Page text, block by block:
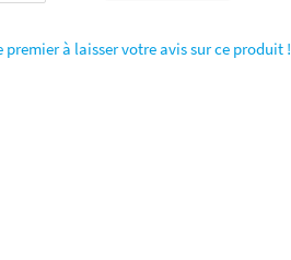
premier à laisser votre avis sur ce produit !